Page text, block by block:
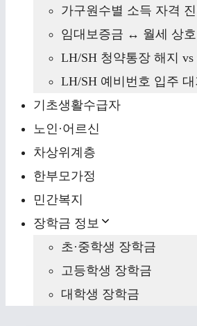
가구원수별 소득 자격 진
임대보증금 ↔ 월세 상호
LH/SH 청약통장 해지 vs
LH/SH 예비번호 입주 대
기초생활수급자
노인·어르신
차상위계층
한부모가정
민간복지
장학금 정보
초·중학생 장학금
고등학생 장학금
대학생 장학금